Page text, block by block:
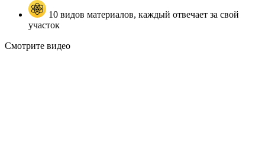
10 видов материалов, каждый отвечает за свой
участок
Смотрите видео